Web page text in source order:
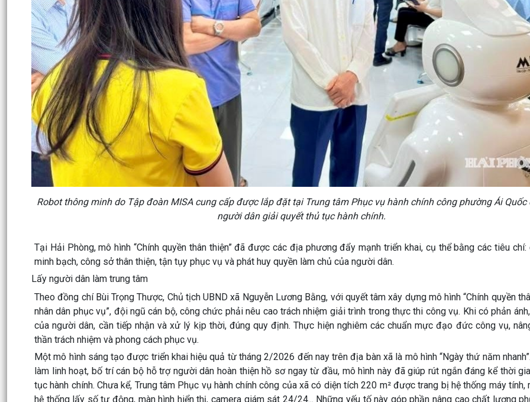
Robot thông minh do Tập đoàn MISA cung cấp được lắp đặt tại Trung tâm Phục vụ hành chính công phường Ái Quốc
người dân giải quyết thủ tục hành chính.
Tại Hải Phòng, mô hình “Chính quyền thân thiện” đã được các địa phương đẩy mạnh triển khai, cụ thể bằng các tiêu chí:
minh bạch, công sở thân thiện, tận tụy phục vụ và phát huy quyền làm chủ của người dân.
Lấy người dân làm trung tâm
Theo đồng chí Bùi Trọng Thược, Chủ tịch UBND xã Nguyễn Lương Bằng, với quyết tâm xây dựng mô hình “Chính quyền
nhân dân phục vụ”, đội ngũ cán bộ, công chức phải nêu cao trách nhiệm giải trình trong thực thi công vụ. Khi có phản
của người dân, cần tiếp nhận và xử lý kịp thời, đúng quy định. Thực hiện nghiêm các chuẩn mực đạo đức công vụ,
thần trách nhiệm và phong cách phục vụ.
Một mô hình sáng tạo được triển khai hiệu quả từ tháng 2/2026 đến nay trên địa bàn xã là mô hình “Ngày thứ năm
làm linh hoạt, bố trí cán bộ hỗ trợ người dân hoàn thiện hồ sơ ngay từ đầu, mô hình này đã giúp rút ngắn đáng kể thời
tục hành chính. Chưa kể, Trung tâm Phục vụ hành chính công của xã có diện tích 220 m² được trang bị hệ thống máy tính,
hệ thống lấy số tự động, màn hình hiển thị, camera giám sát 24/24... Những yếu tố này góp phần nâng cao chất lượng